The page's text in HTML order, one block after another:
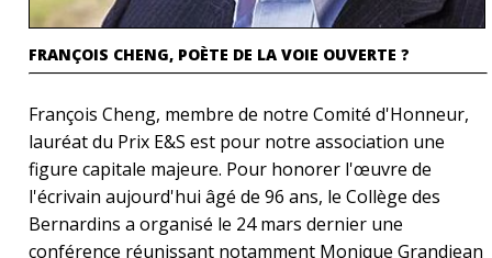
FRANÇOIS CHENG, POÈTE DE LA VOIE OUVERTE ?
François Cheng, membre de notre Comité d'Honneur,
lauréat du Prix E&S est pour notre association une
figure capitale majeure. Pour honorer l'œuvre de
l'écrivain aujourd'hui âgé de 96 ans, le Collège des
Bernardins a organisé le 24 mars dernier une
conférence réunissant notamment Monique Grandjean